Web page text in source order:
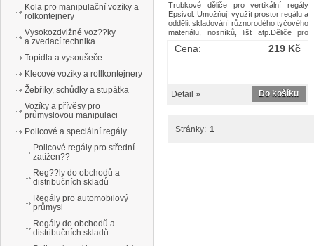
Trubkové děliče pro vertikální regály
Epsivol. Umožňují využít prostor regálu a
oddělit skladování různorodého tyčového
materiálu, nosníků, lišt atp.Děliče pro
219 Kč
Cena:
Do košíku
Detail »
Stránky: 1
Kola pro manipulační vozíky a
rolkontejnery
Vysokozdvižné voz??ky
a zvedací technika
Topidla a vysoušeče
Klecové vozíky a rollkontejnery
Žebříky, schůdky a stupátka
Vozíky a přívěsy pro
průmyslovou manipulaci
Policové a speciální regály
Policové regály pro střední
zatížen??
Reg??ly do obchodů a
distribučních skladů
Regály pro automobilový
průmysl
Regály do obchodů a
distribučních skladů